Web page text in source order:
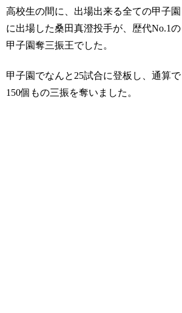
高校生の間に、出場出来る全ての甲子園
に出場した桑田真澄投手が、歴代No.1の
甲子園奪三振王でした。
甲子園でなんと25試合に登板し、通算で
150個もの三振を奪いました。